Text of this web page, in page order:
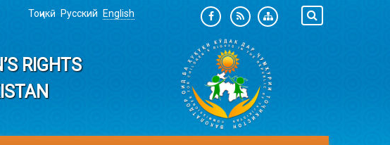
Тоҷикӣ Русский English
RIGHTS